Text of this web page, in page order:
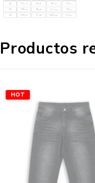
Productos
HOT